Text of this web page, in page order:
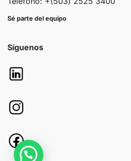
Sé parte del equipo
Síguenos